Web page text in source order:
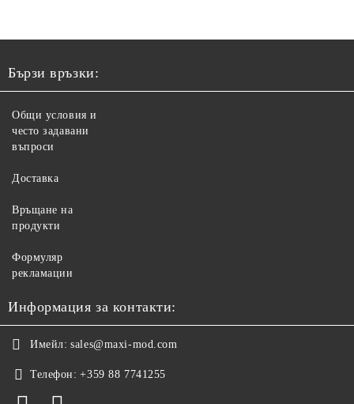
Бързи връзки:
Общи условия и
често задавани
въпроси
Доставка
Връщане на
продукти
Формуляр
рекламации
Информация за контакти:
Имейл: sales@maxi-mod.com
Телефон: +359 88 7741255